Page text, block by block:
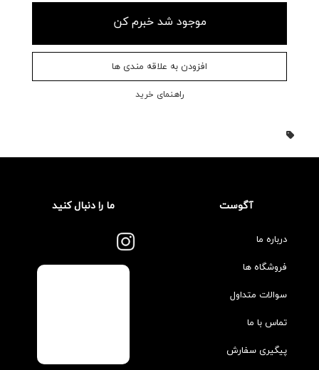
موجود شد خبرم کن
افزودن به علاقه مندی ها
راهنمای خرید
آگوست
درباره ما
فروشگاه ها
سوالات متداول
تماس با ما
پیگیری سفارش
ما را دنبال کنید